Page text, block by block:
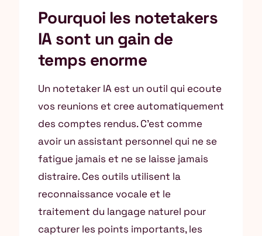
Pourquoi les notetakers
IA sont un gain de
temps enorme
Un notetaker IA est un outil qui ecoute
vos reunions et cree automatiquement
des comptes rendus. C’est comme
avoir un assistant personnel qui ne se
fatigue jamais et ne se laisse jamais
distraire. Ces outils utilisent la
reconnaissance vocale et le
traitement du langage naturel pour
capturer les points importants, les